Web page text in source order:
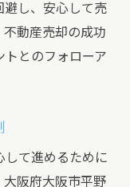
避し、安心して売
動産売却の成功
トとのフォローア
して進めるために
阪府大阪市平野